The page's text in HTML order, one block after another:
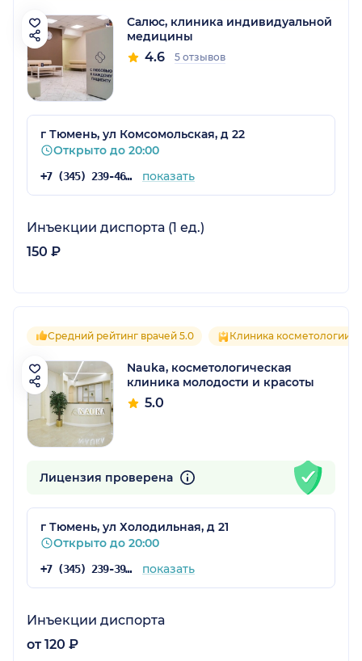
Салюс, клиника индивидуальной
медицины
4.6 5 отзывов
г Тюмень, ул Комсомольская, д 22
Открыто до 20:00
+7 (345) 239-46-57 показать
Инъекции диспорта (1 ед.)
150 ₽
Средний рейтинг врачей 5.0 Клиника косметологии
Nauka, косметологическая
клиника молодости и красоты
5.0
Лицензия проверена
г Тюмень, ул Холодильная, д 21
Открыто до 20:00
+7 (345) 239-39-07 показать
Инъекции диспорта
от 120 ₽